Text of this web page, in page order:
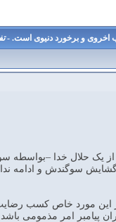
اخروی و برخورد دنیوی است. -
از یک حلال خدا
سوگندش و ادامه
این مورد خاص کسب
پیامبر امر مذمومی